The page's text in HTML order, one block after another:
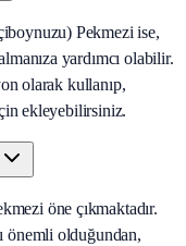
Pekmezi ise,
yardımcı olabilir.
olarak kullanıp,
ekleyebilirsiniz.
öne çıkmaktadır.
önemli olduğundan,